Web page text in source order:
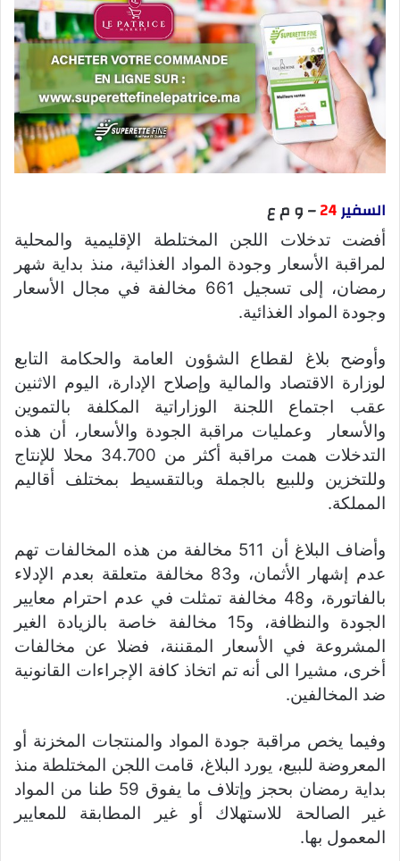
السفير24– و م ع
أفضت تدخلات اللجن المختلطة الإقليمية والمحلية
لمراقبة الأسعار وجودة المواد الغذائية، منذ بداية شهر
رمضان، إلى تسجيل 661 مخالفة في مجال الأسعار
وجودة المواد الغذائية.
وأوضح بلاغ لقطاع الشؤون العامة والحكامة التابع
لوزارة الاقتصاد والمالية وإصلاح الإدارة، اليوم الاثنين
عقب اجتماع اللجنة الوزاراتية المكلفة بالتموين
والأسعار وعمليات مراقبة الجودة والأسعار، أن هذه
التدخلات همت مراقبة أكثر من 34.700 محلا للإنتاج
وللتخزين وللبيع بالجملة وبالتقسيط بمختلف أقاليم
المملكة.
وأضاف البلاغ أن 511 مخالفة من هذه المخالفات تهم
عدم إشهار الأثمان، و83 مخالفة متعلقة بعدم الإدلاء
بالفاتورة، و48 مخالفة تمثلت في عدم احترام معايير
الجودة والنظافة، و15 مخالفة خاصة بالزيادة الغير
المشروعة في الأسعار المقننة، فضلا عن مخالفات
أخرى، مشيرا الى أنه تم اتخاذ كافة الإجراءات القانونية
ضد المخالفين.
وفيما يخص مراقبة جودة المواد والمنتجات المخزنة أو
المعروضة للبيع، يورد البلاغ، قامت اللجن المختلطة منذ
بداية رمضان بحجز وإتلاف ما يفوق 59 طنا من المواد
غير الصالحة للاستهلاك أو غير المطابقة للمعايير
المعمول بها.